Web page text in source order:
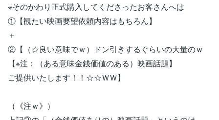
※そのかわり正式購入してくださったお客さんへは
①【観たい映画要望依頼内容はもちろん】
＋
②【（☆良い意味でｗ）ドン引きするぐらいの大量のｗ
【※注：（ある意味金銭価値のある）映画話題】
ご提供いたします！！☆☆ＷＷ】
（《注ｗ》）